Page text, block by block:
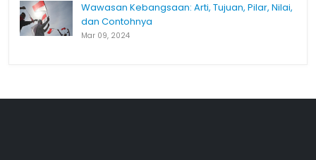
Wawasan Kebangsaan: Arti, Tujuan, Pilar, Nilai,
dan Contohnya
Mar 09, 2024